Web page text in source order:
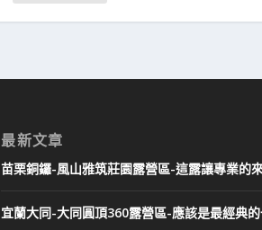
最新文章
苗栗銅鑼-風山雅筑莊園露營區-這露讓專業的
宜蘭大同-大同圓頂360露營區-應該是最經典